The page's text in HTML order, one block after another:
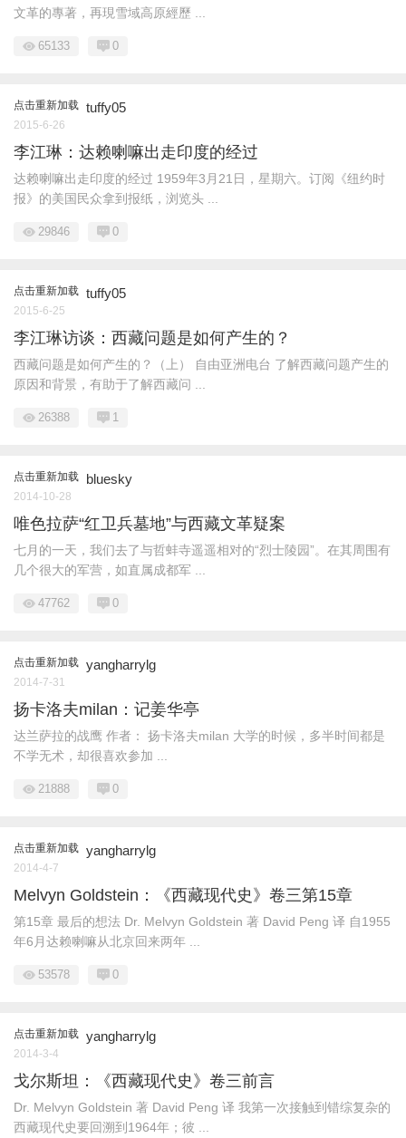
文革的專著，再現雪域高原經歷 ...
65133 0
点击重新加载 tuffy05
2015-6-26
李江琳：达赖喇嘛出走印度的经过
达赖喇嘛出走印度的经过 1959年3月21日，星期六。订阅《纽约时
报》的美国民众拿到报纸，浏览头 ...
29846 0
点击重新加载 tuffy05
2015-6-25
李江琳访谈：西藏问题是如何产生的？
西藏问题是如何产生的？（上） 自由亚洲电台 了解西藏问题产生的
原因和背景，有助于了解西藏问 ...
26388 1
点击重新加载 bluesky
2014-10-28
唯色拉萨“红卫兵墓地”与西藏文革疑案
七月的一天，我们去了与哲蚌寺遥遥相对的“烈士陵园”。在其周围有
几个很大的军营，如直属成都军 ...
47762 0
点击重新加载 yangharrylg
2014-7-31
扬卡洛夫milan：记姜华亭
达兰萨拉的战鹰 作者： 扬卡洛夫milan 大学的时候，多半时间都是
不学无术，却很喜欢参加 ...
21888 0
点击重新加载 yangharrylg
2014-4-7
Melvyn Goldstein：《西藏现代史》卷三第15章
第15章 最后的想法 Dr. Melvyn Goldstein 著 David Peng 译 自1955
年6月达赖喇嘛从北京回来两年 ...
53578 0
点击重新加载 yangharrylg
2014-3-4
戈尔斯坦：《西藏现代史》卷三前言
Dr. Melvyn Goldstein 著 David Peng 译 我第一次接触到错综复杂的
西藏现代史要回溯到1964年；彼 ...